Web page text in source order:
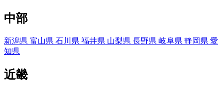
中部
新潟県 富山県 石川県 福井県 山梨県 長野県 岐阜県 静岡県 愛
知県
近畿